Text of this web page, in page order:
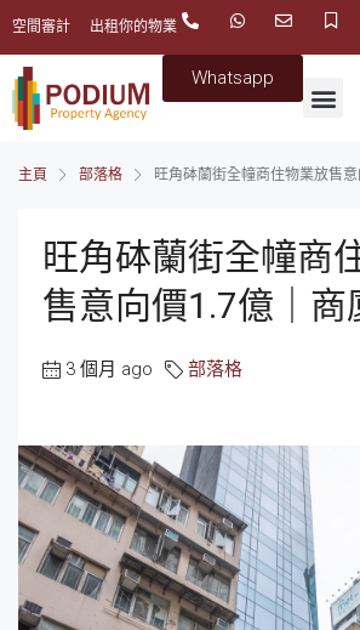
空間審計 出租你的物業
Whatsapp
主頁 部落格 旺角砵蘭街全幢商住物業放售
旺角砵蘭街全幢商
售意向價1.7億｜商
3 個月 ago 部落格